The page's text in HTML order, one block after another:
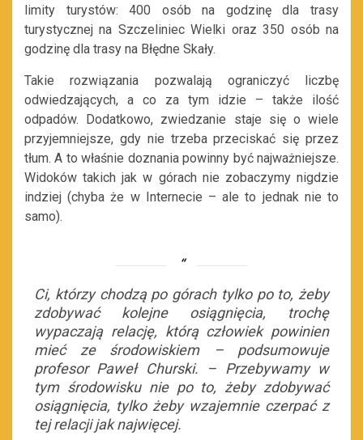
limity turystów: 400 osób na godzinę dla trasy
turystycznej na Szczeliniec Wielki oraz 350 osób na
godzinę dla trasy na Błędne Skały.
Takie rozwiązania pozwalają ograniczyć liczbę
odwiedzających, a co za tym idzie – także ilość
odpadów. Dodatkowo, zwiedzanie staje się o wiele
przyjemniejsze, gdy nie trzeba przeciskać się przez
tłum. A to właśnie doznania powinny być najważniejsze.
Widoków takich jak w górach nie zobaczymy nigdzie
indziej (chyba że w Internecie – ale to jednak nie to
samo).
Ci, którzy chodzą po górach tylko po to, żeby
zdobywać kolejne osiągnięcia, trochę
wypaczają relację, którą człowiek powinien
mieć ze środowiskiem – podsumowuje
profesor Paweł Churski. – Przebywamy w
tym środowisku nie po to, żeby zdobywać
osiągnięcia, tylko żeby wzajemnie czerpać z
tej relacji jak najwięcej.